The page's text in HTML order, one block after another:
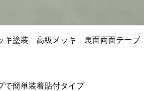
キ塗装 高級メッキ 裏面両面テーブ
で簡単装着貼付タイプ